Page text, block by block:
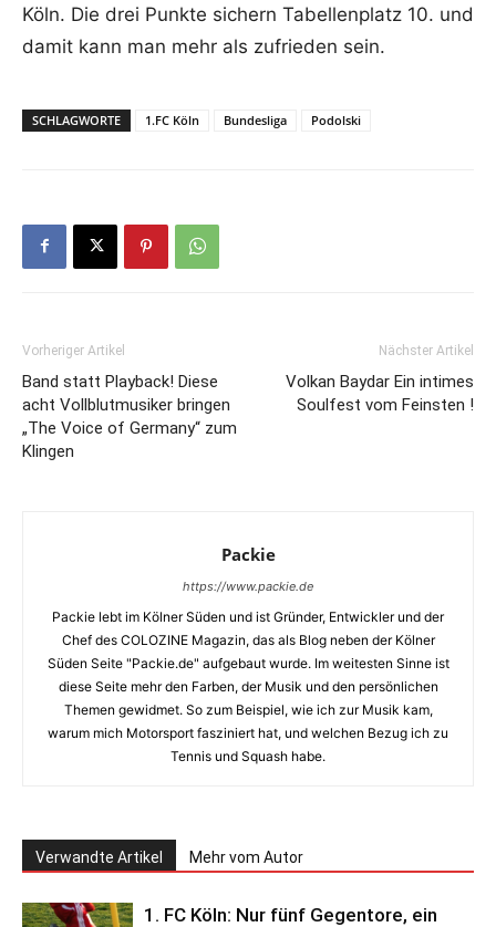
Köln. Die drei Punkte sichern Tabellenplatz 10. und
damit kann man mehr als zufrieden sein.
SCHLAGWORTE 1.FC Köln Bundesliga Podolski
Vorheriger Artikel
Band statt Playback! Diese
acht Vollblutmusiker bringen
„The Voice of Germany“ zum
Klingen
Nächster Artikel
Volkan Baydar Ein intimes
Soulfest vom Feinsten !
Packie
https://www.packie.de
Packie lebt im Kölner Süden und ist Gründer, Entwickler und der
Chef des COLOZINE Magazin, das als Blog neben der Kölner
Süden Seite "Packie.de" aufgebaut wurde. Im weitesten Sinne ist
diese Seite mehr den Farben, der Musik und den persönlichen
Themen gewidmet. So zum Beispiel, wie ich zur Musik kam,
warum mich Motorsport fasziniert hat, und welchen Bezug ich zu
Tennis und Squash habe.
Verwandte Artikel Mehr vom Autor
1. FC Köln: Nur fünf Gegentore, ein